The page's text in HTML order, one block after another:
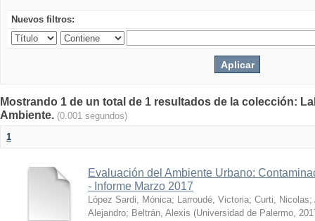
Nuevos filtros:
Mostrando 1 de un total de 1 resultados de la colección:
Ambiente. (0.001 segundos)
1
Evaluación del Ambiente Urbano:
- Informe Marzo 2017
López Sardi, Mónica; Larroudé, Victoria; Curti, Nicolas;
Alejandro; Beltrán, Alexis (Universidad de Palermo,